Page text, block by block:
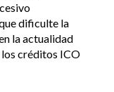
dificulte la
la actualidad
créditos ICO